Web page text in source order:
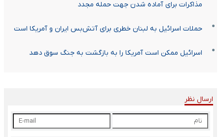
مذاکرات برای آماده شدن جهت حمله مجدد
حملات اسرائیل به لبنان خطری برای آتش‌بس ایران و آمریکا است
اسرائیل ممکن است آمریکا را به بازگشت به جنگ سوق دهد
ارسال نظر